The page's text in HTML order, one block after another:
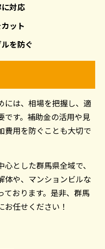
対応
ット
を防ぐ
には、相場を把握し、適
です。補助金の活用や見
費用を防ぐことも大切で
とした群馬県全域で、
体や、マンションビルな
ております。是非、群馬
任せください！